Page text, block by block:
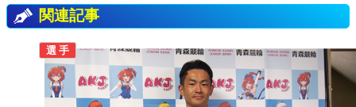
関連記事